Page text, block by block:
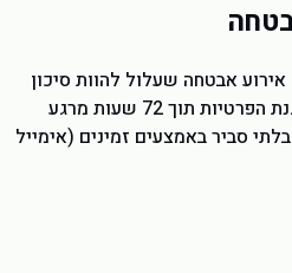
אם יתרחש אירוע אבטחה שעלול להוות סיכון
לזכויותיכם, נדווח לרשות להגנת הפרטיות תוך 72 שעות מרגע
סביר באמצעים זמינים (אימייל